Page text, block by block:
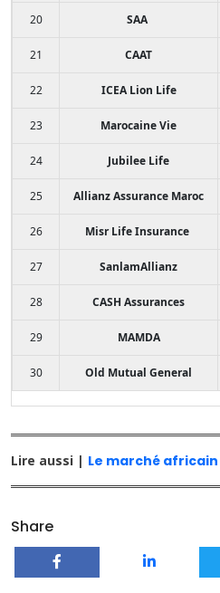
20 SAA
21 CAAT
22 ICEA Lion Life
23 Marocaine Vie
24 Jubilee Life
25 Allianz Assurance Maroc
26 Misr Life Insurance
27 SanlamAllianz
28 CASH Assurances
29 MAMDA
30 Old Mutual General
Lire aussi | Le marché
Share